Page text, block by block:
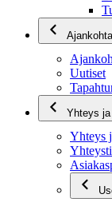
Uutiset
Yhteys
Yhteys